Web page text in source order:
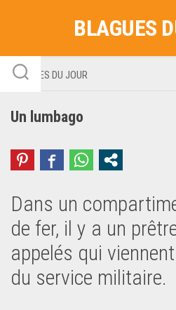
BLAGUES
BLAGUES DU JOUR
Un lumbago
Dans un
de fer, il y a un
appelés qui
du service militaire.